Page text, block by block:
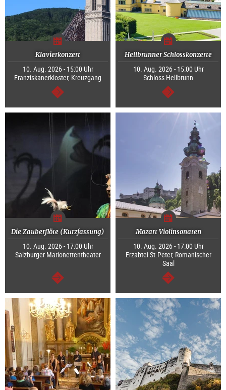
Klavierkonzert
10. Aug. 2026 - 15:00 Uhr
Franziskanerkloster, Kreuzgang
weiter
Hellbrunner Schlosskonzerte
10. Aug. 2026 - 15:00 Uhr
Schloss Hellbrunn
weiter
Die Zauberflöte (Kurzfassung)
10. Aug. 2026 - 17:00 Uhr
Salzburger Marionettentheater
weiter
Mozart Violinsonaten
10. Aug. 2026 - 17:00 Uhr
Erzabtei St.Peter, Romanischer
Saal
weiter